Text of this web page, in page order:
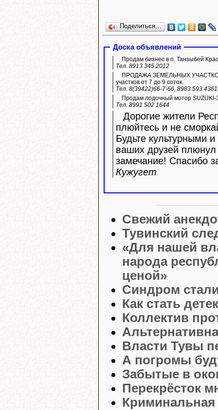
Поделиться…
Доска объявлений
Продам бизнес в п. Танзыбей
Тел. 8913 345 2012
ПРОДАЖА ЗЕМЕЛЬНЫХ УЧАСТКОВ
участков от 7 до 9 соток.
Тел. 8(39422)66-7-66, 8983 593
Продам лодочный мотор SUZUKI-
Тел. 8991 502 1644
Дорогие жители
плюйтесь и не
Будьте культурными
ваших друзей
замечание! Спасибо
Кужугет
Свежий
Тувинский
«Для нашей
народа
ценой»
Синдром
Как стать
Коллектив
Власти Тувы
А погромы
Забытые в
Перекрёсток